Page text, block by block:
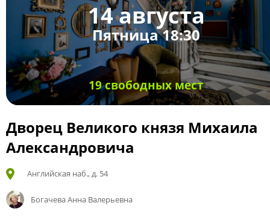
14 августа
Пятница 18:30
19 свободных мест
Дворец Великого князя Михаила
Александровича
Английская наб., д. 54
Богачева Анна Валерьевна